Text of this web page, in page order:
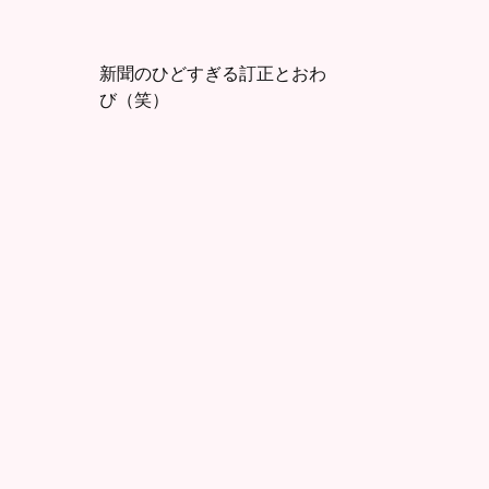
新聞のひどすぎる訂正とおわ
び（笑）